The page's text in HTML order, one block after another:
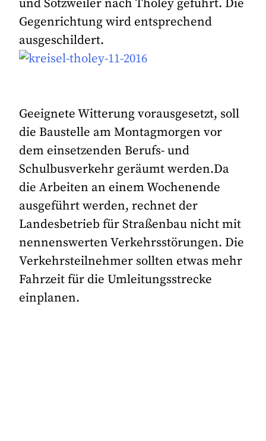
und Sotzweiler nach Tholey geführt. Die
Gegenrichtung wird entsprechend
ausgeschildert.
Geeignete Witterung vorausgesetzt, soll
die Baustelle am Montagmorgen vor
dem einsetzenden Berufs- und
Schulbusverkehr geräumt werden.Da
die Arbeiten an einem Wochenende
ausgeführt werden, rechnet der
Landesbetrieb für Straßenbau nicht mit
nennenswerten Verkehrsstörungen. Die
Verkehrsteilnehmer sollten etwas mehr
Fahrzeit für die Umleitungsstrecke
einplanen.